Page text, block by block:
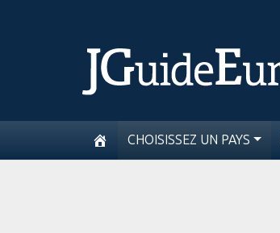
CHOISISSEZ UN PAYS